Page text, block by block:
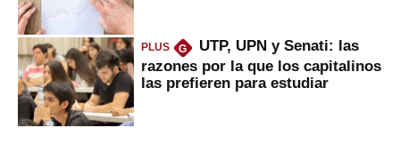
PLUS G
UTP, UPN y Senati: las
razones por la que los capitalinos
las prefieren para estudiar